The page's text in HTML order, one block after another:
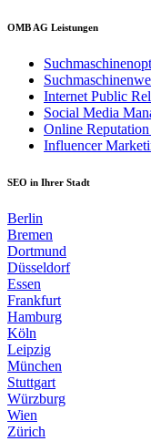
OMB AG Leistungen
Internet Public
Social Media
Online
Influencer
SEO in Ihrer Stadt
Berlin
Bremen
Dortmund
Düsseldorf
Essen
Frankfurt
Hamburg
Köln
Leipzig
München
Stuttgart
Würzburg
Wien
Zürich